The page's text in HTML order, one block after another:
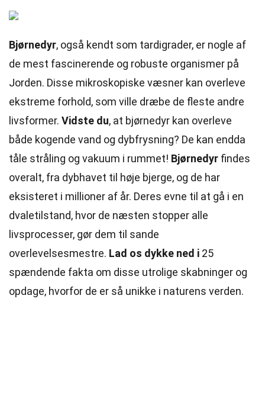
Bjørnedyr, også kendt som tardigrader, er nogle af
de mest fascinerende og robuste organismer på
Jorden. Disse mikroskopiske væsner kan overleve
ekstreme forhold, som ville dræbe de fleste andre
livsformer. Vidste du, at bjørnedyr kan overleve
både kogende vand og dybfrysning? De kan endda
tåle stråling og vakuum i rummet! Bjørnedyr findes
overalt, fra dybhavet til høje bjerge, og de har
eksisteret i millioner af år. Deres evne til at gå i en
dvaletilstand, hvor de næsten stopper alle
livsprocesser, gør dem til sande
overlevelsesmestre. Lad os dykke ned i 25
spændende fakta om disse utrolige skabninger og
opdage, hvorfor de er så unikke i naturens verden.